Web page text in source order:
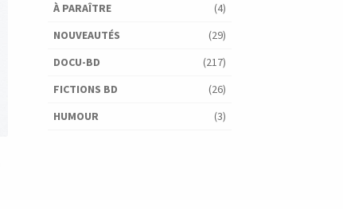
À PARAÎTRE
(4)
NOUVEAUTÉS
(29)
DOCU-BD
(217)
FICTIONS BD
(26)
HUMOUR
(3)